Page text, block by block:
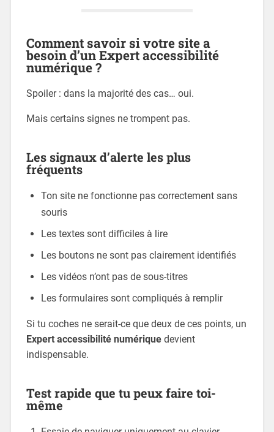
Comment savoir si votre site a
besoin d’un Expert accessibilité
numérique ?
Spoiler : dans la majorité des cas… oui.
Mais certains signes ne trompent pas.
Les signaux d’alerte les plus
fréquents
Ton site ne fonctionne pas correctement sans
souris
Les textes sont difficiles à lire
Les boutons ne sont pas clairement identifiés
Les vidéos n’ont pas de sous-titres
Les formulaires sont compliqués à remplir
Si tu coches ne serait-ce que deux de ces points, un
Expert accessibilité numériquedevient
indispensable.
Test rapide que tu peux faire toi-
même